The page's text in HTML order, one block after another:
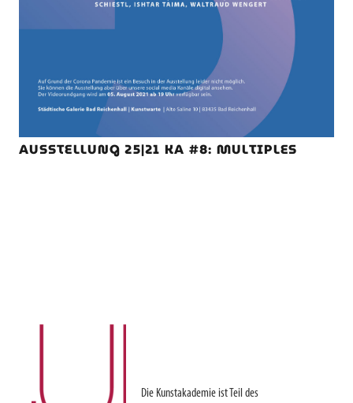
AUSSTELLUNG 25|21 KA #8: MULTIPLES
Die Kunstakademie ist Teil des